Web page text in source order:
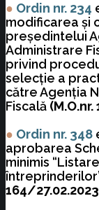
● Ordin nr. 234
modificarea şi
preşedintelui
Administrare
privind
selecţie a
către Agenţia
Fiscală
● Ordin nr. 348
aprobarea
minimis
164/